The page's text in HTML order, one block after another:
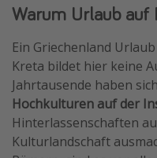
Warum Urlaub auf
Ein Griechenland
Kreta bildet hier keine
Jahrtausende haben
Hochkulturen auf der
Hinterlassenschaften
Kulturlandschaft